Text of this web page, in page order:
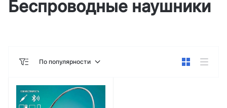
Беспроводные наушники
По популярности